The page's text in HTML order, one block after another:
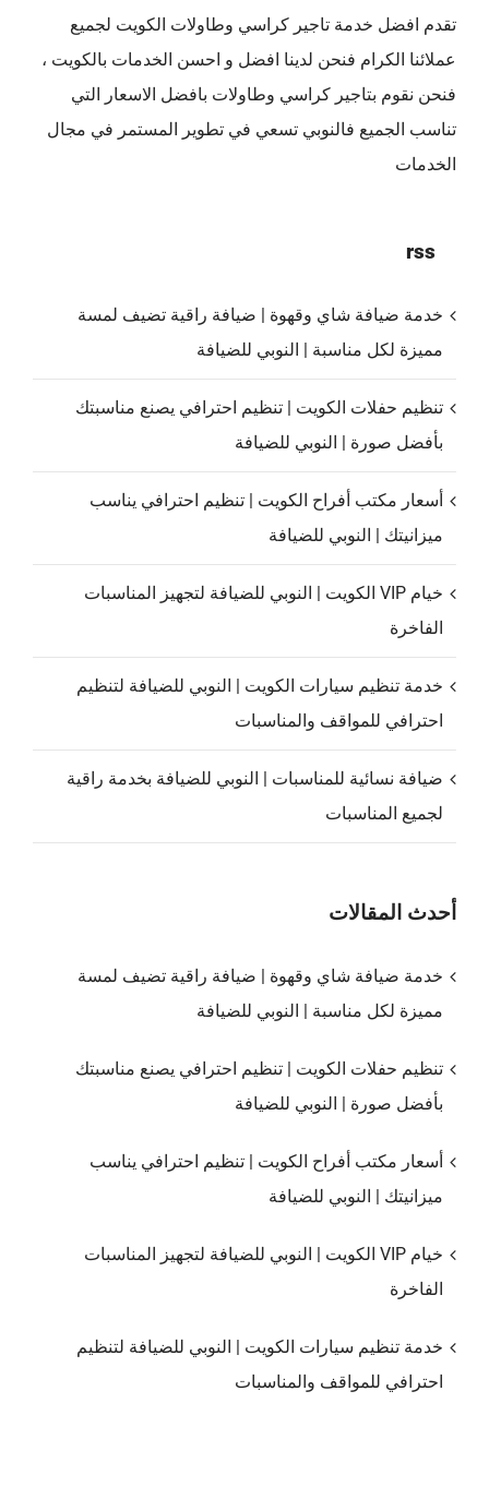
تقدم افضل خدمة تاجير كراسي وطاولات الكويت لجميع
عملائنا الكرام فنحن لدينا افضل و احسن الخدمات بالكويت ،
فنحن نقوم بتاجير كراسي وطاولات بافضل الاسعار التي
تناسب الجميع فالنوبي تسعي في تطوير المستمر في مجال
الخدمات
rss
خدمة ضيافة شاي وقهوة | ضيافة راقية تضيف لمسة
مميزة لكل مناسبة | النوبي للضيافة
تنظيم حفلات الكويت | تنظيم احترافي يصنع مناسبتك
بأفضل صورة | النوبي للضيافة
أسعار مكتب أفراح الكويت | تنظيم احترافي يناسب
ميزانيتك | النوبي للضيافة
خيام VIP الكويت | النوبي للضيافة لتجهيز المناسبات
الفاخرة
خدمة تنظيم سيارات الكويت | النوبي للضيافة لتنظيم
احترافي للمواقف والمناسبات
ضيافة نسائية للمناسبات | النوبي للضيافة بخدمة راقية
لجميع المناسبات
أحدث المقالات
خدمة ضيافة شاي وقهوة | ضيافة راقية تضيف لمسة
مميزة لكل مناسبة | النوبي للضيافة
تنظيم حفلات الكويت | تنظيم احترافي يصنع مناسبتك
بأفضل صورة | النوبي للضيافة
أسعار مكتب أفراح الكويت | تنظيم احترافي يناسب
ميزانيتك | النوبي للضيافة
خيام VIP الكويت | النوبي للضيافة لتجهيز المناسبات
الفاخرة
خدمة تنظيم سيارات الكويت | النوبي للضيافة لتنظيم
احترافي للمواقف والمناسبات